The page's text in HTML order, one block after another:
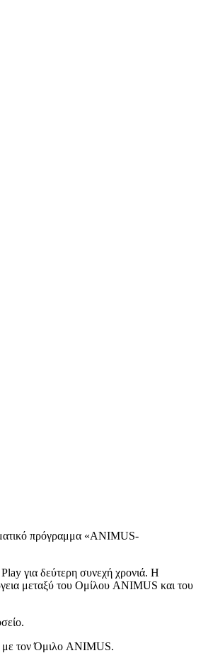
πρόγραμμα «ANIMUS-
για δεύτερη συνεχή χρονιά. Η
μεταξύ του Ομίλου ANIMUS και του
με τον Όμιλο ANIMUS.